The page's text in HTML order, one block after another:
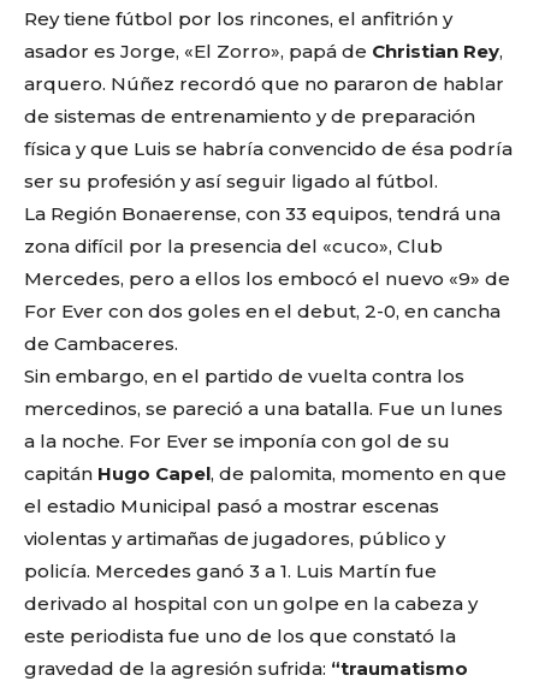
Rey tiene fútbol por los rincones, el anfitrión y
asador es Jorge, «El Zorro», papá de Christian Rey,
arquero. Núñez recordó que no pararon de hablar
de sistemas de entrenamiento y de preparación
física y que Luis se habría convencido de ésa podría
ser su profesión y así seguir ligado al fútbol.
La Región Bonaerense, con 33 equipos, tendrá una
zona difícil por la presencia del «cuco», Club
Mercedes, pero a ellos los embocó el nuevo «9» de
For Ever con dos goles en el debut, 2-0, en cancha
de Cambaceres.
Sin embargo, en el partido de vuelta contra los
mercedinos, se pareció a una batalla. Fue un lunes
a la noche. For Ever se imponía con gol de su
capitán Hugo Capel, de palomita, momento en que
el estadio Municipal pasó a mostrar escenas
violentas y artimañas de jugadores, público y
policía. Mercedes ganó 3 a 1. Luis Martín fue
derivado al hospital con un golpe en la cabeza y
este periodista fue uno de los que constató la
gravedad de la agresión sufrida: “traumatismo